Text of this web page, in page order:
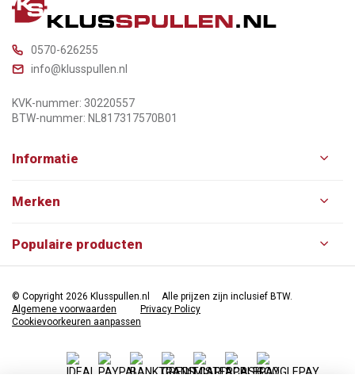
0570-626255
info@klusspullen.nl
KVK-nummer: 30220557
BTW-nummer: NL817317570B01
Informatie
Merken
Populaire producten
© Copyright 2026 Klusspullen.nl
Alle prijzen zijn inclusief BTW.
Algemene voorwaarden
Privacy Policy
Cookievoorkeuren aanpassen